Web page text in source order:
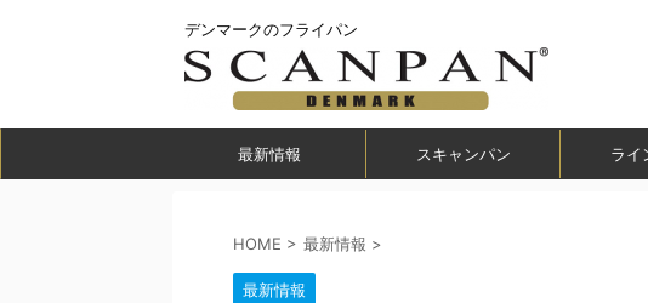
デンマークのフライパン
最新情報 スキャンパン ライ
HOME > 最新情報 >
最新情報